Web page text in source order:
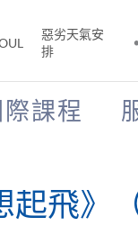
惡劣天氣安
排
際課程
起飛》